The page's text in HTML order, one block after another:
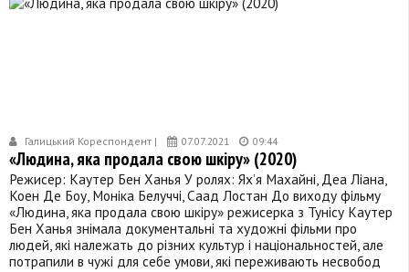
Галицький Кореспондент | 07.07.2021 09:44
«Людина, яка продала свою шкіру» (2020)
Режисер: Каутер Бен Ханья У ролях: Ях’я Махайні, Деа Ліана,
Коен Де Боу, Моніка Белуччі, Саад Лостан До виходу фільму
«Людина, яка продала свою шкіру» режисерка з Тунісу Каутер
Бен Ханья знімала документальні та художні фільми про
людей, які належать до різних культур і національностей, але
потрапили в чужі для себе умови, які переживають несвобод